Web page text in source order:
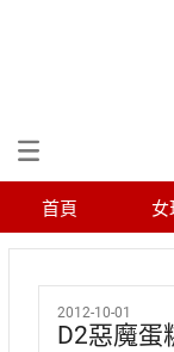
首頁 女
2012-10-01
D2惡魔蛋